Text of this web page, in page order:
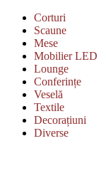
Corturi
Scaune
Mese
Mobilier LED
Lounge
Conferințe
Veselă
Textile
Decorațiuni
Diverse